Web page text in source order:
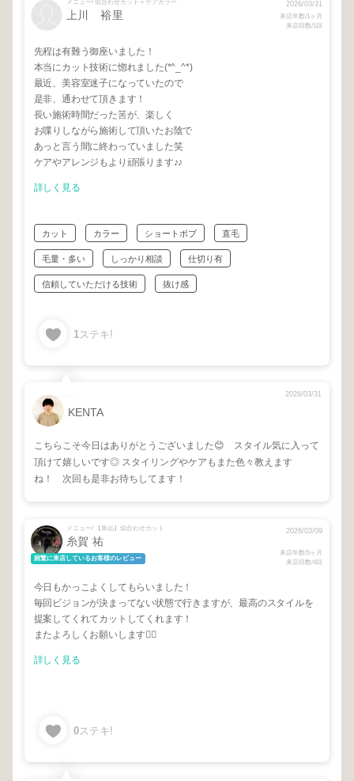
メニュー/ 似合わせカット＋ケアカラー
上川 裕里
2026/03/31
来店年数/1ヶ月
来店回数/1回
先程は有難う御座いました！
本当にカット技術に惚れました(*^_^*)
最近、美容室迷子になっていたので
是非、通わせて頂きます！
長い施術時間だった筈が、楽しく
お喋りしながら施術して頂いたお陰で
あっと言う間に終わっていました笑
ケアやアレンジもより頑張ります♪♪
詳しく見る
カット カラー ショートボブ 直毛
毛量・多い しっかり相談 仕切り有
信頼していただける技術 抜け感
1ステキ!
KENTA
2026/03/31
こちらこそ今日はありがとうございました😊 スタイル気に入って
頂けて嬉しいです◎ スタイリングやケアもまた色々教えます
ね！ 次回も是非お待ちしてます！
メニュー/ 【単品】似合わせカット
糸賀 祐
頻繁に来店しているお客様のレビュー
2026/03/09
来店年数/5ヶ月
来店回数/4回
今日もかっこよくしてもらいました！
毎回ビジョンが決まってない状態で行きますが、最高のスタイルを
提案してくれてカットしてくれます！
またよろしくお願いします🙇‍♀️
詳しく見る
0ステキ!